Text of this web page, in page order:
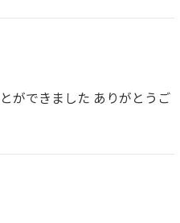
ができました ありがとうご